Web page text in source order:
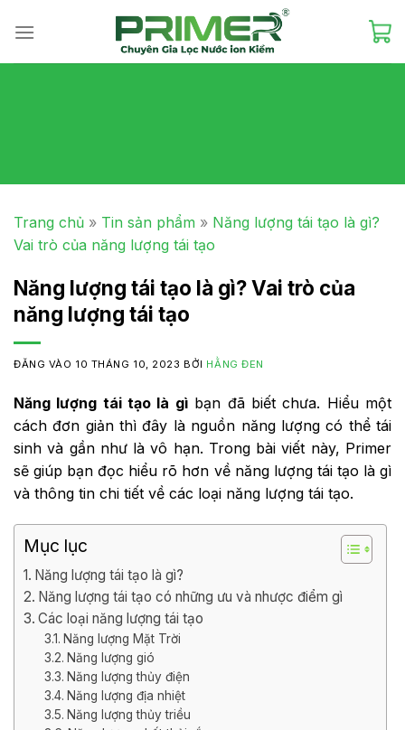
Trang chủ » Tin sản phẩm » Năng lượng tái tạo là gì?
Vai trò của năng lượng tái tạo
Năng lượng tái tạo là gì? Vai trò của
năng lượng tái tạo
ĐĂNG VÀO 10 THÁNG 10, 2023 BỞI HẰNG ĐEN
Năng lượng tái tạo là gìbạn đã biết chưa. Hiểu một
cách đơn giản thì đây là nguồn năng lượng có thể tái
sinh và gần như là vô hạn. Trong bài viết này, Primer
sẽ giúp bạn đọc hiểu rõ hơn về năng lượng tái tạo là gì
và thông tin chi tiết về các loại năng lượng tái tạo.
Mục lục
Năng lượng tái tạo là gì?
Năng lượng tái tạo có những ưu và nhược điểm gì
Các loại năng lượng tái tạo
Năng lượng Mặt Trời
Năng lượng gió
Năng lượng thủy điện
Năng lượng địa nhiệt
Năng lượng thủy triều